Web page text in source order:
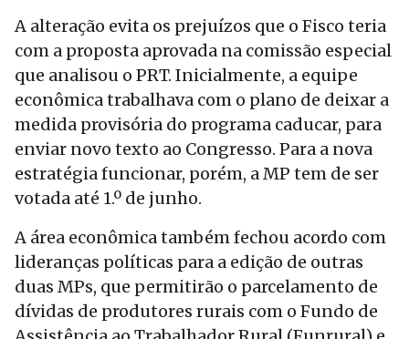
A alteração evita os prejuízos que o Fisco teria
com a proposta aprovada na comissão especial
que analisou o PRT. Inicialmente, a equipe
econômica trabalhava com o plano de deixar a
medida provisória do programa caducar, para
enviar novo texto ao Congresso. Para a nova
estratégia funcionar, porém, a MP tem de ser
votada até 1.º de junho.
A área econômica também fechou acordo com
lideranças políticas para a edição de outras
duas MPs, que permitirão o parcelamento de
dívidas de produtores rurais com o Fundo de